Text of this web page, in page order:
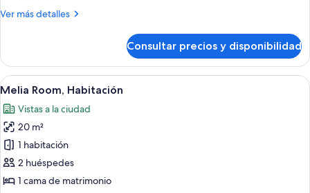
Ver más detalles
Más
Premium
Consultar precios y disponibilidad
Abrir
todas
las
fotos
de
Melia
Room,
Una habitación de hotel con una
5
Melia Room, Habitación
Vistas a la ciudad
20 m²
1 habitación
2 huéspedes
1 cama de matrimonio